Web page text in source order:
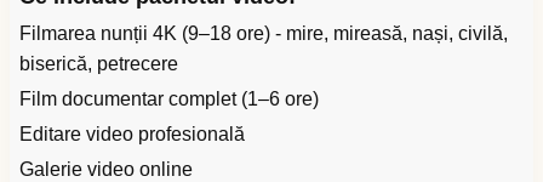
Filmarea nunții 4K (9–18 ore) - mire, mireasă, nași, civilă,
biserică, petrecere
Film documentar complet (1–6 ore)
Editare video profesională
Galerie video online